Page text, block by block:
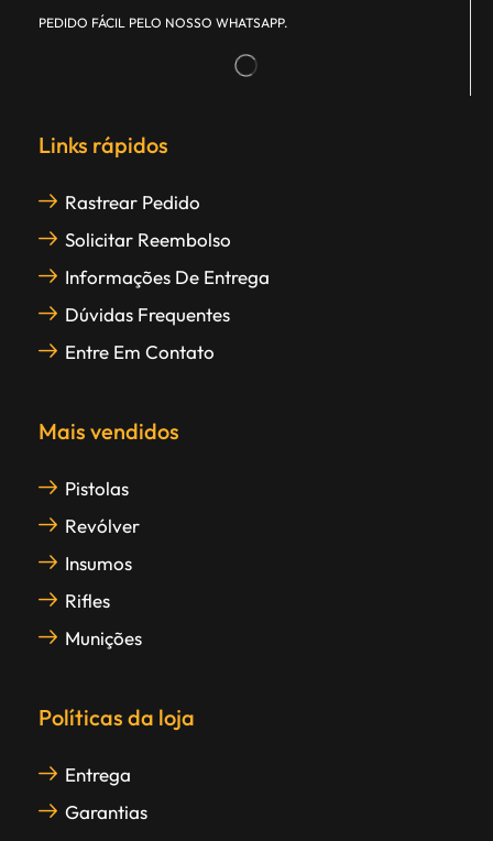
PEDIDO FÁCIL PELO NOSSO WHATSAPP.
Links rápidos
Rastrear Pedido
Solicitar Reembolso
Informações De Entrega
Dúvidas Frequentes
Entre Em Contato
Mais vendidos
Pistolas
Revólver
Insumos
Rifles
Munições
Políticas da loja
Entrega
Garantias